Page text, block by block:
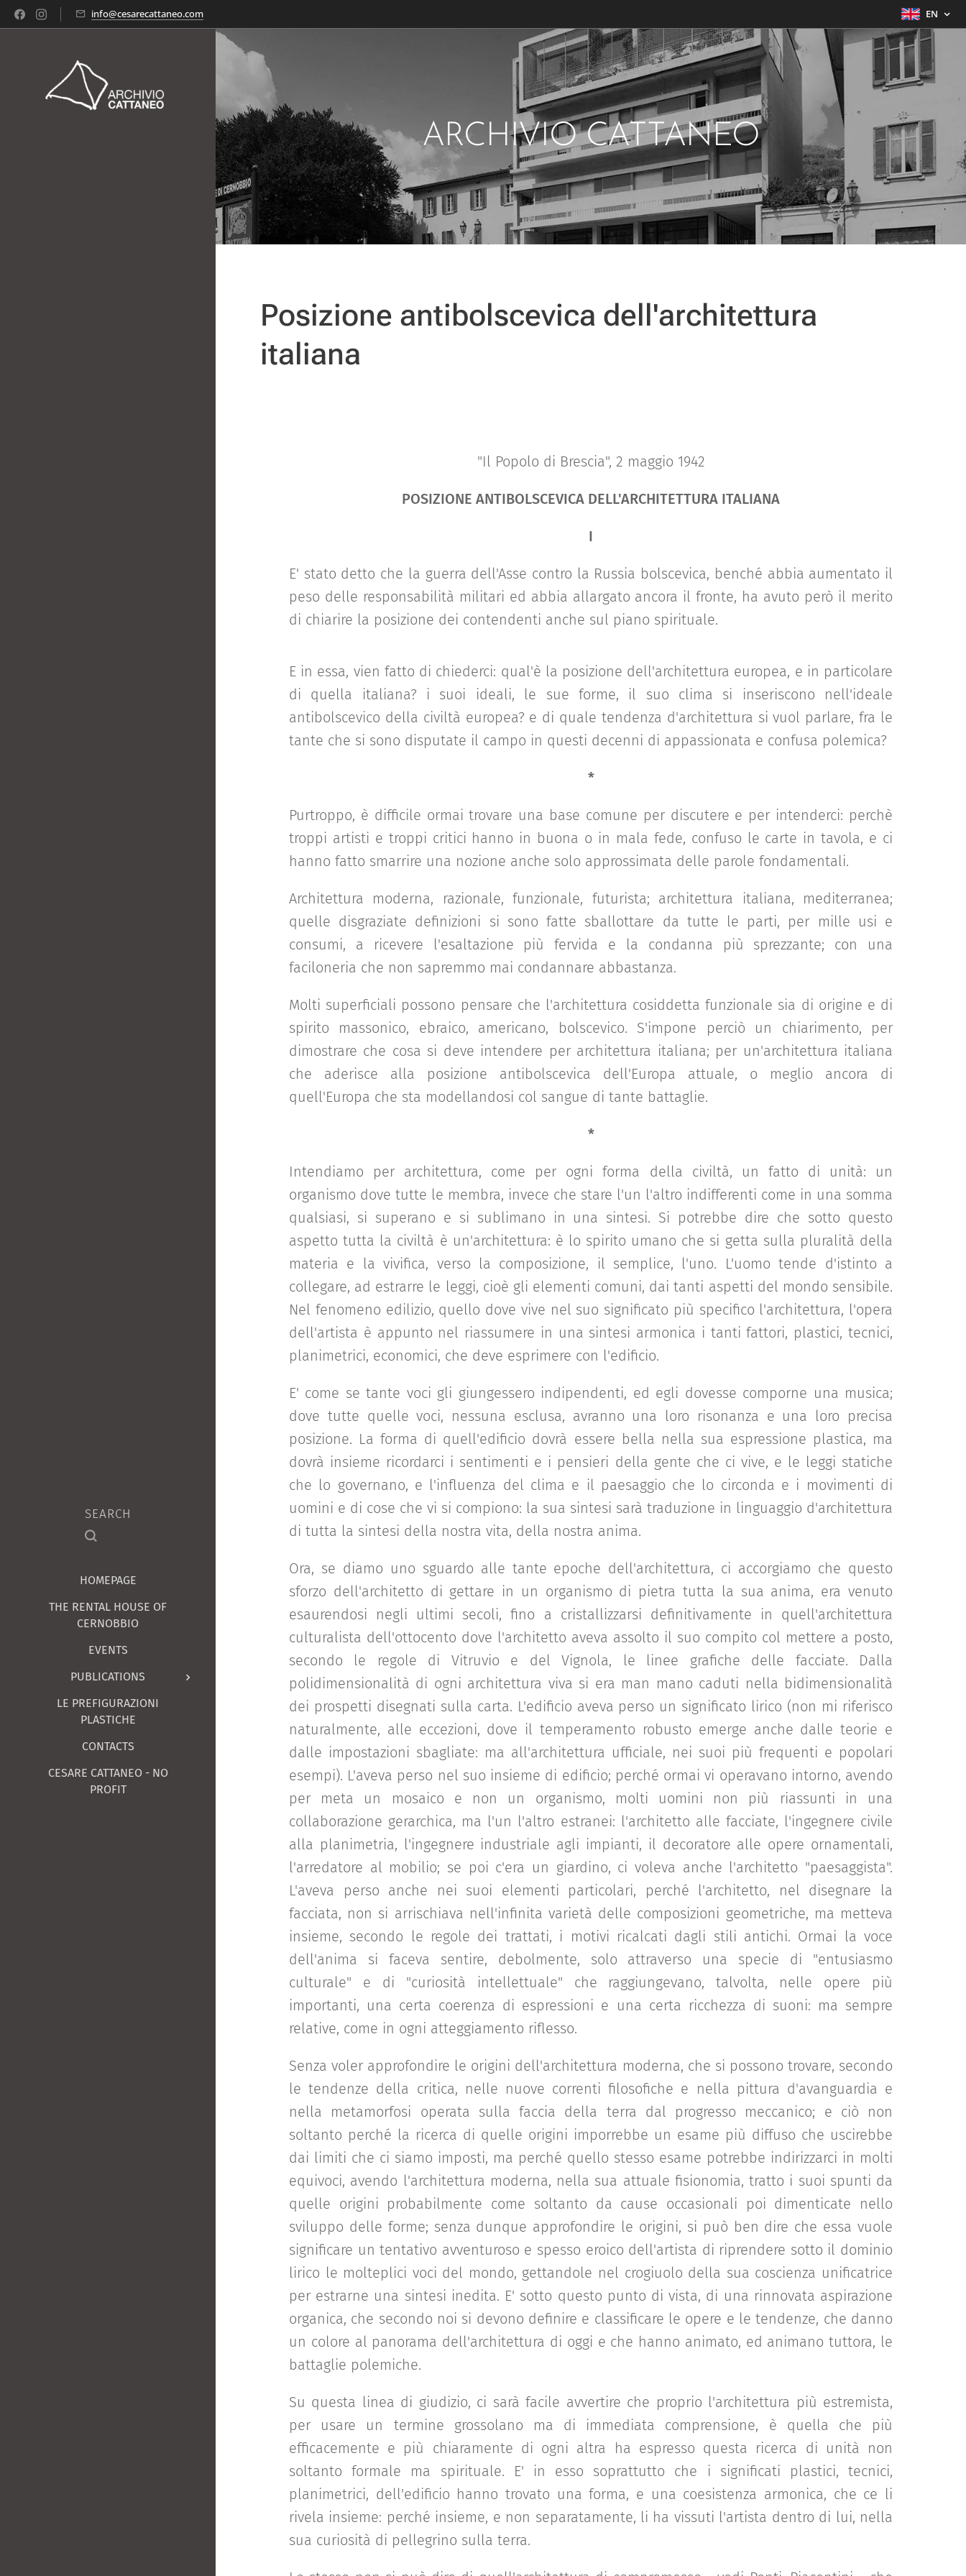
info@cesarecattaneo.com EN
SEARCH
HOMEPAGE
THE RENTAL HOUSE OF
CERNOBBIO
EVENTS
PUBLICATIONS
LE PREFIGURAZIONI
PLASTICHE
CONTACTS
CESARE CATTANEO - NO
PROFIT
ARCHIVIO CATTANEO
Posizione antibolscevica dell'architettura
italiana
"Il Popolo di Brescia", 2 maggio 1942
POSIZIONE ANTIBOLSCEVICA DELL'ARCHITETTURA ITALIANA
I
E' stato detto che la guerra dell'Asse contro la Russia bolscevica, benché abbia aumentato il
peso delle responsabilità militari ed abbia allargato ancora il fronte, ha avuto però il merito
di chiarire la posizione dei contendenti anche sul piano spirituale.
E in essa, vien fatto di chiederci: qual'è la posizione dell'architettura europea, e in particolare
di quella italiana? i suoi ideali, le sue forme, il suo clima si inseriscono nell'ideale
antibolscevico della civiltà europea? e di quale tendenza d'architettura si vuol parlare, fra le
tante che si sono disputate il campo in questi decenni di appassionata e confusa polemica?
*
Purtroppo, è difficile ormai trovare una base comune per discutere e per intenderci: perchè
troppi artisti e troppi critici hanno in buona o in mala fede, confuso le carte in tavola, e ci
hanno fatto smarrire una nozione anche solo approssimata delle parole fondamentali.
Architettura moderna, razionale, funzionale, futurista; architettura italiana, mediterranea;
quelle disgraziate definizioni si sono fatte sballottare da tutte le parti, per mille usi e
consumi, a ricevere l'esaltazione più fervida e la condanna più sprezzante; con una
faciloneria che non sapremmo mai condannare abbastanza.
Molti superficiali possono pensare che l'architettura cosiddetta funzionale sia di origine e di
spirito massonico, ebraico, americano, bolscevico. S'impone perciò un chiarimento, per
dimostrare che cosa si deve intendere per architettura italiana; per un'architettura italiana
che aderisce alla posizione antibolscevica dell'Europa attuale, o meglio ancora di
quell'Europa che sta modellandosi col sangue di tante battaglie.
*
Intendiamo per architettura, come per ogni forma della civiltà, un fatto di unità: un
organismo dove tutte le membra, invece che stare l'un l'altro indifferenti come in una somma
qualsiasi, si superano e si sublimano in una sintesi. Si potrebbe dire che sotto questo
aspetto tutta la civiltà è un'architettura: è lo spirito umano che si getta sulla pluralità della
materia e la vivifica, verso la composizione, il semplice, l'uno. L'uomo tende d'istinto a
collegare, ad estrarre le leggi, cioè gli elementi comuni, dai tanti aspetti del mondo sensibile.
Nel fenomeno edilizio, quello dove vive nel suo significato più specifico l'architettura, l'opera
dell'artista è appunto nel riassumere in una sintesi armonica i tanti fattori, plastici, tecnici,
planimetrici, economici, che deve esprimere con l'edificio.
E' come se tante voci gli giungessero indipendenti, ed egli dovesse comporne una musica;
dove tutte quelle voci, nessuna esclusa, avranno una loro risonanza e una loro precisa
posizione. La forma di quell'edificio dovrà essere bella nella sua espressione plastica, ma
dovrà insieme ricordarci i sentimenti e i pensieri della gente che ci vive, e le leggi statiche
che lo governano, e l'influenza del clima e il paesaggio che lo circonda e i movimenti di
uomini e di cose che vi si compiono: la sua sintesi sarà traduzione in linguaggio d'architettura
di tutta la sintesi della nostra vita, della nostra anima.
Ora, se diamo uno sguardo alle tante epoche dell'architettura, ci accorgiamo che questo
sforzo dell'architetto di gettare in un organismo di pietra tutta la sua anima, era venuto
esaurendosi negli ultimi secoli, fino a cristallizzarsi definitivamente in quell'architettura
culturalista dell'ottocento dove l'architetto aveva assolto il suo compito col mettere a posto,
secondo le regole di Vitruvio e del Vignola, le linee grafiche delle facciate. Dalla
polidimensionalità di ogni architettura viva si era man mano caduti nella bidimensionalità
dei prospetti disegnati sulla carta. L'edificio aveva perso un significato lirico (non mi riferisco
naturalmente, alle eccezioni, dove il temperamento robusto emerge anche dalle teorie e
dalle impostazioni sbagliate: ma all'architettura ufficiale, nei suoi più frequenti e popolari
esempi). L'aveva perso nel suo insieme di edificio; perché ormai vi operavano intorno, avendo
per meta un mosaico e non un organismo, molti uomini non più riassunti in una
collaborazione gerarchica, ma l'un l'altro estranei: l'architetto alle facciate, l'ingegnere civile
alla planimetria, l'ingegnere industriale agli impianti, il decoratore alle opere ornamentali,
l'arredatore al mobilio; se poi c'era un giardino, ci voleva anche l'architetto "paesaggista".
L'aveva perso anche nei suoi elementi particolari, perché l'architetto, nel disegnare la
facciata, non si arrischiava nell'infinita varietà delle composizioni geometriche, ma metteva
insieme, secondo le regole dei trattati, i motivi ricalcati dagli stili antichi. Ormai la voce
dell'anima si faceva sentire, debolmente, solo attraverso una specie di "entusiasmo
culturale" e di "curiosità intellettuale" che raggiungevano, talvolta, nelle opere più
importanti, una certa coerenza di espressioni e una certa ricchezza di suoni: ma sempre
relative, come in ogni atteggiamento riflesso.
Senza voler approfondire le origini dell'architettura moderna, che si possono trovare, secondo
le tendenze della critica, nelle nuove correnti filosofiche e nella pittura d'avanguardia e
nella metamorfosi operata sulla faccia della terra dal progresso meccanico; e ciò non
soltanto perché la ricerca di quelle origini imporrebbe un esame più diffuso che uscirebbe
dai limiti che ci siamo imposti, ma perché quello stesso esame potrebbe indirizzarci in molti
equivoci, avendo l'architettura moderna, nella sua attuale fisionomia, tratto i suoi spunti da
quelle origini probabilmente come soltanto da cause occasionali poi dimenticate nello
sviluppo delle forme; senza dunque approfondire le origini, si può ben dire che essa vuole
significare un tentativo avventuroso e spesso eroico dell'artista di riprendere sotto il dominio
lirico le molteplici voci del mondo, gettandole nel crogiuolo della sua coscienza unificatrice
per estrarne una sintesi inedita. E' sotto questo punto di vista, di una rinnovata aspirazione
organica, che secondo noi si devono definire e classificare le opere e le tendenze, che danno
un colore al panorama dell'architettura di oggi e che hanno animato, ed animano tuttora, le
battaglie polemiche.
Su questa linea di giudizio, ci sarà facile avvertire che proprio l'architettura più estremista,
per usare un termine grossolano ma di immediata comprensione, è quella che più
efficacemente e più chiaramente di ogni altra ha espresso questa ricerca di unità non
soltanto formale ma spirituale. E' in esso soprattutto che i significati plastici, tecnici,
planimetrici, dell'edificio hanno trovato una forma, e una coesistenza armonica, che ce li
rivela insieme: perché insieme, e non separatamente, li ha vissuti l'artista dentro di lui, nella
sua curiosità di pellegrino sulla terra.